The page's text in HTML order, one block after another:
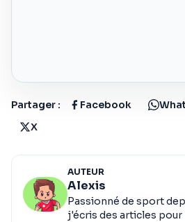
Partager : Facebook
X
AUTEUR
Alexis
Passionné de sport
j'écris des articles